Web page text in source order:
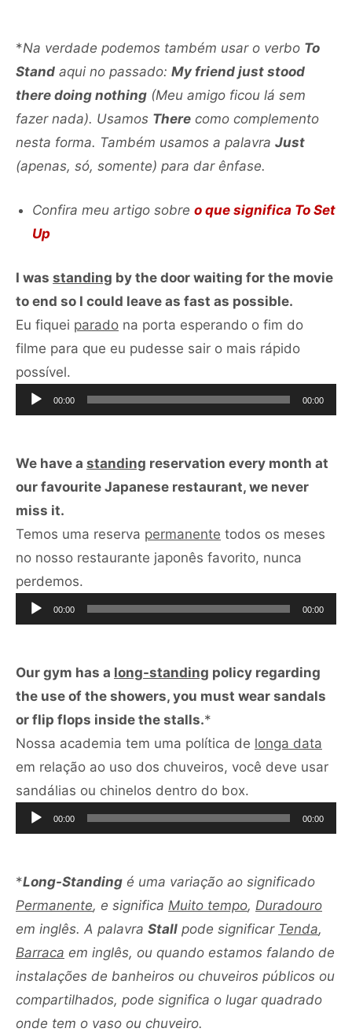
*Na verdade podemos também usar o verbo To
Stand aqui no passado: My friend just stood
there doing nothing (Meu amigo ficou lá sem
fazer nada). Usamos There como complemento
nesta forma. Também usamos a palavra Just
(apenas, só, somente) para dar ênfase.
Confira meu artigo sobre o que significa To Set
Up
I was standing by the door waiting for the movie
to end so I could leave as fast as possible.
Eu fiquei parado na porta esperando o fim do
filme para que eu pudesse sair o mais rápido
possível.
de
áudio
00:00 00:00
We have a standing reservation every month at
our favourite Japanese restaurant, we never
miss it.
Temos uma reserva permanente todos os meses
no nosso restaurante japonês favorito, nunca
perdemos.
de
áudio
00:00 00:00
Our gym has a long-standing policy regarding
the use of the showers, you must wear sandals
or flip flops inside the stalls.*
Nossa academia tem uma política de longa data
em relação ao uso dos chuveiros, você deve usar
sandálias ou chinelos dentro do box.
de
áudio
00:00 00:00
*Long-Standing é uma variação ao significado
Permanente, e significa Muito tempo, Duradouro
em inglês. A palavra Stall pode significar Tenda,
Barraca em inglês, ou quando estamos falando de
instalações de banheiros ou chuveiros públicos ou
compartilhados, pode significa o lugar quadrado
onde tem o vaso ou chuveiro.